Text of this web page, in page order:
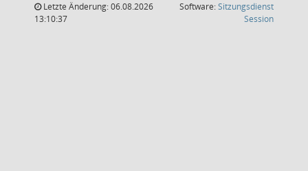
Letzte Änderung: 06.08.2026
13:10:37
Software:Sitzungsdienst
Session(Wird in